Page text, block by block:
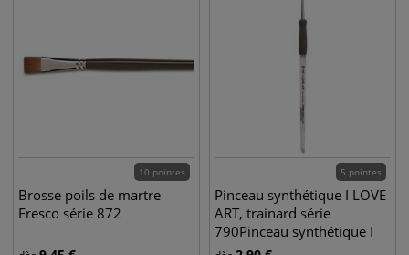
10 pointes
Brosse poils de martre
Fresco série 872
5 pointes
Pinceau synthétique I LOVE
ART, trainard série
790Pinceau synthétique I
LOVE ART, trainard série